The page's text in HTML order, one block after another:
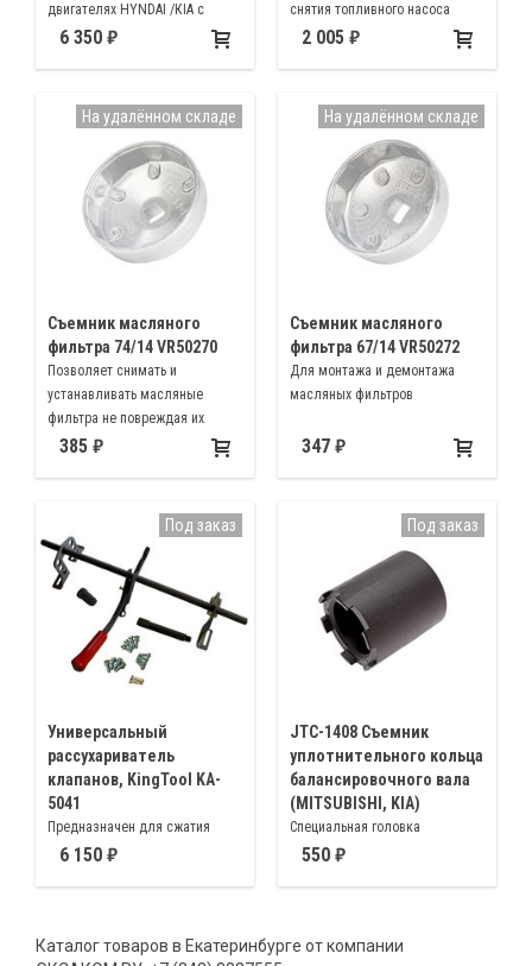
двигателях HYNDAI /КIA с
цепным приводом ГРМ
6 350
снятия топливного насоса
высокого давления СР4
2 005
Съемник масляного
фильтра 74/14 VR50270
Позволяет снимать и
устанавливать масляные
фильтра не повреждая их
385
На удалённом складе
Съемник масляного
фильтра 67/14 VR50272
Для монтажа и демонтажа
масляных фильтров
347
На удалённом складе
Универсальный
рассухариватель
клапанов, KingTool KA-
5041
Предназначен для сжатия
пружин впускных и выпускных
6 150
Под заказ
JTC-1408 Съемник
уплотнительного кольца
балансировочного вала
(MITSUBISHI, KIA)
Специальная головка
предназначена для снятия
балансировочного вала
550
Под заказ
Каталог товаров в Екатеринбурге от компании